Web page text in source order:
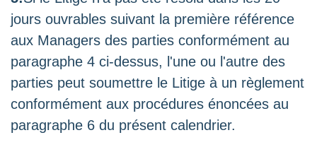
jours ouvrables suivant la première référence
aux Managers des parties conformément au
paragraphe 4 ci-dessus, l'une ou l'autre des
parties peut soumettre le Litige à un règlement
conformément aux procédures énoncées au
paragraphe 6 du présent calendrier.